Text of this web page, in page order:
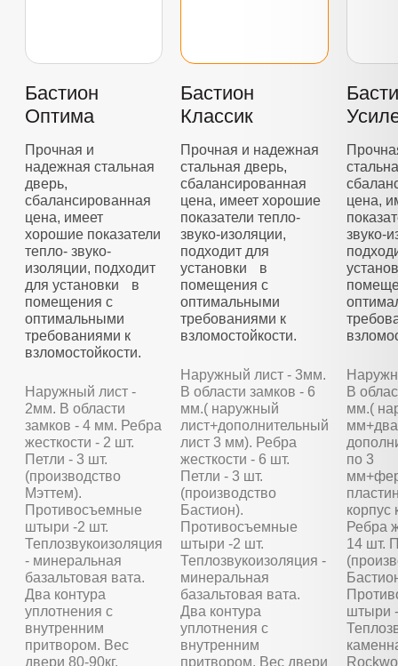
Бастион
Оптима
Прочная и
надежная стальная
дверь,
сбалансированная
цена, имеет
хорошие показатели
тепло- звуко-
изоляции, подходит
для установки в
помещения с
оптимальными
требованиями к
взломостойкости.
Наружный лист -
2мм. В области
замков - 4 мм. Ребра
жесткости - 2 шт.
Петли - 3 шт.
(производство
Мэттем).
Противосъемные
штыри -2 шт.
Теплозвукоизоляция
- минеральная
базальтовая вата.
Два контура
уплотнения с
внутренним
притвором. Вес
двери 80-90кг.
Бастион
Классик
Прочная и надежная
стальная дверь,
сбалансированная
цена, имеет хорошие
показатели тепло-
звуко-изоляции,
подходит для
установки в
помещения с
оптимальными
требованиями к
взломостойкости.
Наружный лист - 3мм.
В области замков - 6
мм.( наружный
лист+дополнительный
лист 3 мм). Ребра
жесткости - 6 шт.
Петли - 3 шт.
(производство
Бастион).
Противосъемные
штыри -2 шт.
Теплозвукоизоляция -
минеральная
базальтовая вата.
Два контура
уплотнения с
внутренним
притвором. Вес двери
цена,
звуко-
В
мм.(
мм+два
по 3
корпус
Ребра
14 шт.
штыри